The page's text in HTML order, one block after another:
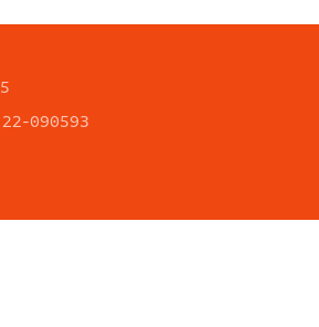
090593